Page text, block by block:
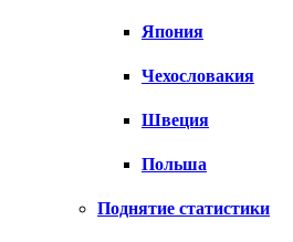
Япония
Чехословакия
Швеция
Польша
Поднятие статистики